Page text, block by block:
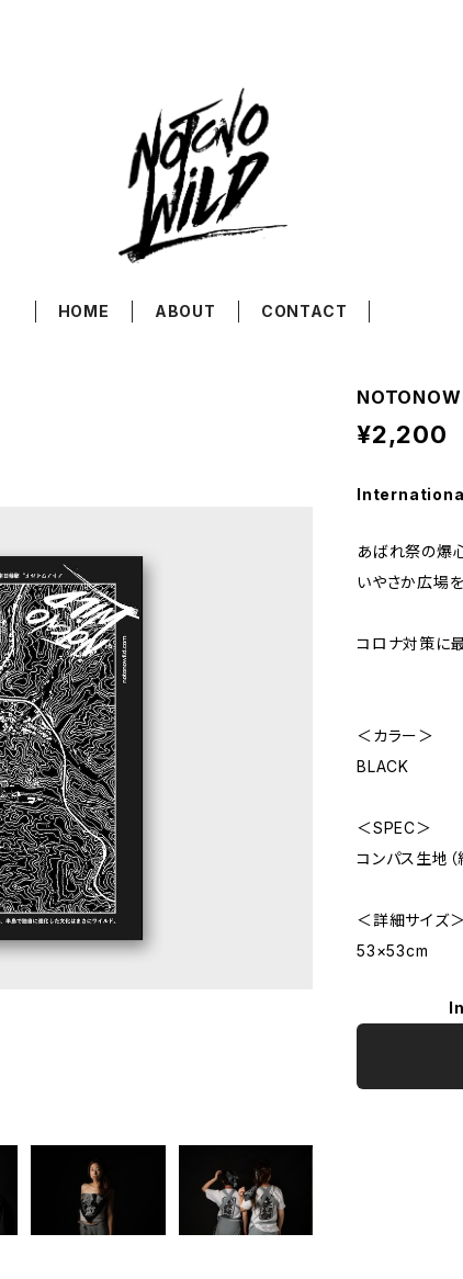
HOME ABOUT CONTACT
¥2,200
あばれ祭の爆
いやさか広場
コロナ対策に
＜カラー＞
BLACK
＜SPEC＞
コンパス生地（
＜詳細サイズ＞
53×53cm